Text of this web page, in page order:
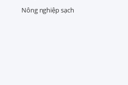
Nông nghiệp sạch